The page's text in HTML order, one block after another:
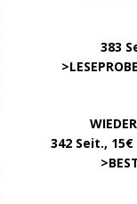
383
>LESEPROBE
342 Seit., 15€
>